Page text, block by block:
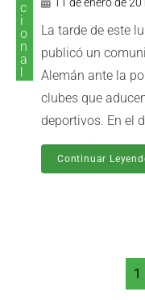
c
i
o
n
a
11 de enero de
La tarde de este
publicó un
Alemán ante la
clubes que
deportivos. En el
Continuar
1